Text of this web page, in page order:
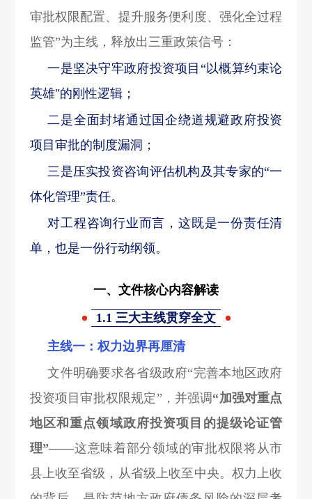
审批权限配置、提升服务便利度、强化全过程
监管”为主线，释放出三重政策信号：
一是坚决守牢政府投资项目“以概算约束论
英雄"的刚性逻辑；
二是全面封堵通过国企绕道规避政府投资
项目审批的制度漏洞；
三是压实投资咨询评估机构及其专家的“一
体化管理”责任。
对工程咨询行业而言，这既是一份责任清
单，也是一份行动纲领。
一、文件核心内容解读
1.1 三大主线贯穿全文
主线一：权力边界再厘清
文件明确要求各省级政府“完善本地区政府
投资项目审批权限规定”，并强调 “加强对重点
地区和重点领域政府投资项目的提级论证管
理”——这意味着部分领域的审批权限将从市
县上收至省级，从省级上收至中央。权力上收